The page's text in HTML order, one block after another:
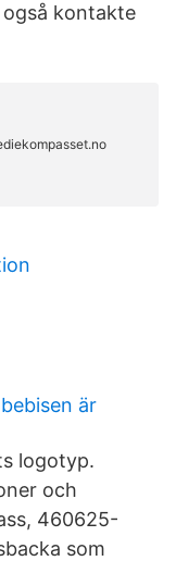
også kontakte
är
logotyp.
och
460625-
som